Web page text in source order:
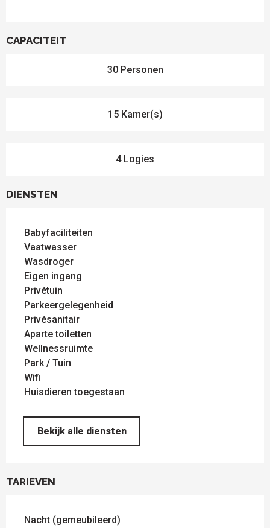
CAPACITEIT
30 Personen
15 Kamer(s)
4 Logies
DIENSTEN
Babyfaciliteiten
Vaatwasser
Wasdroger
Eigen ingang
Privétuin
Parkeergelegenheid
Privésanitair
Aparte toiletten
Wellnessruimte
Park / Tuin
Wifi
Huisdieren toegestaan
Bekijk alle diensten
TARIEVEN
Nacht (gemeubileerd)